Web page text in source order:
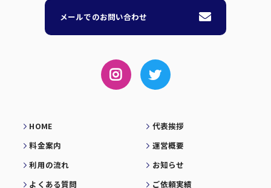
メールでのお問い合わせ
HOME
料金案内
利用の流れ
よくある質問
代表挨拶
運営概要
お知らせ
ご依頼実績